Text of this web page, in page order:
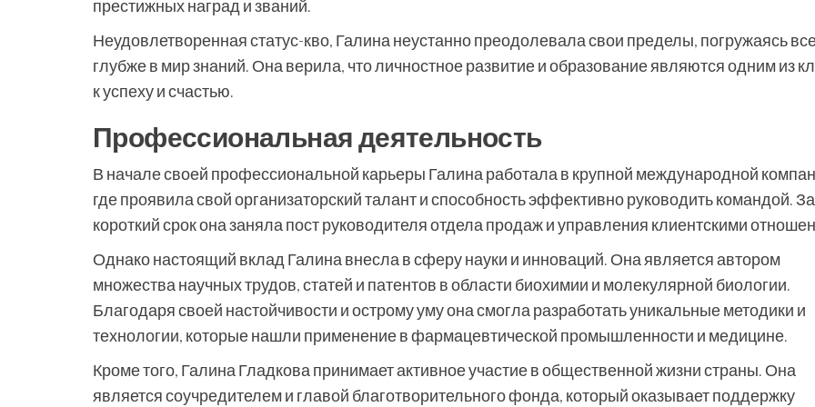
престижных наград и званий.
Неудовлетворенная статус-кво, Галина неустанно преодолевала свои пределы, погружаясь
глубже в мир знаний. Она верила, что личностное развитие и образование являются одним из
к успеху и счастью.
Профессиональная деятельность
В начале своей профессиональной карьеры Галина работала в крупной международной
где проявила свой организаторский талант и способность эффективно руководить командой. За
короткий срок она заняла пост руководителя отдела продаж и управления клиентскими
Однако настоящий вклад Галина внесла в сферу науки и инноваций. Она является автором
множества научных трудов, статей и патентов в области биохимии и молекулярной биологии.
Благодаря своей настойчивости и острому уму она смогла разработать уникальные методики и
технологии, которые нашли применение в фармацевтической промышленности и медицине.
Кроме того, Галина Гладкова принимает активное участие в общественной жизни страны. Она
является соучредителем и главой благотворительного фонда, который оказывает поддержку